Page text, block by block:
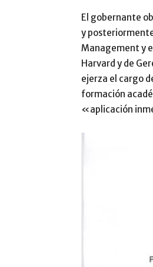
El gobernante
y
Management y
Harvard y de
ejerza el cargo
formación
«aplicación